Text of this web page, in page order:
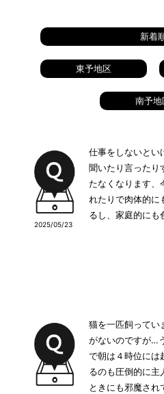
新着
東予地区
南予地
仕事をしないとい
聞いたり言ったり
たなくなります、
れたりで肉体的に
るし、家庭的にも
は面接も電話も
2025/05/23
猫を一匹飼ってい
がないのですが…
で朝は４時位には
るのも圧倒的に主
ときにも邪魔され